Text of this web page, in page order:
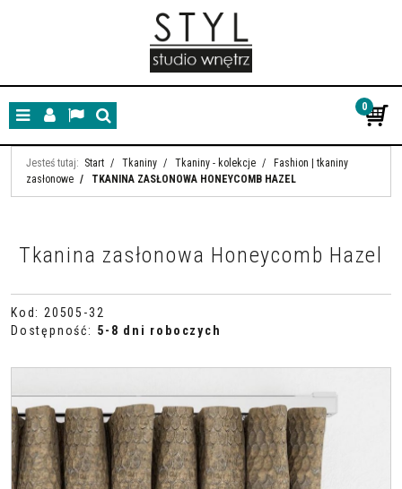
MenuPanelLangSzukaj
0
Jesteś tutaj: Start / Tkaniny / Tkaniny - kolekcje /
Fashion | tkaniny
zasłonowe / TKANINA ZASŁONOWA HONEYCOMB HAZEL
Tkanina zasłonowa Honeycomb Hazel
Kod : 20505-32
Dostępność: 5-8 dni roboczych